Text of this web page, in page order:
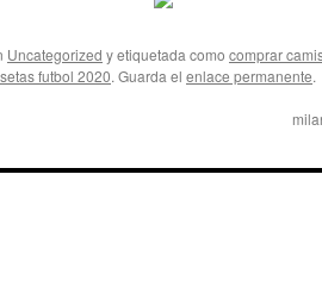
Uncategorized y etiquetada como comprar
futbol 2020. Guarda el enlace permanente.